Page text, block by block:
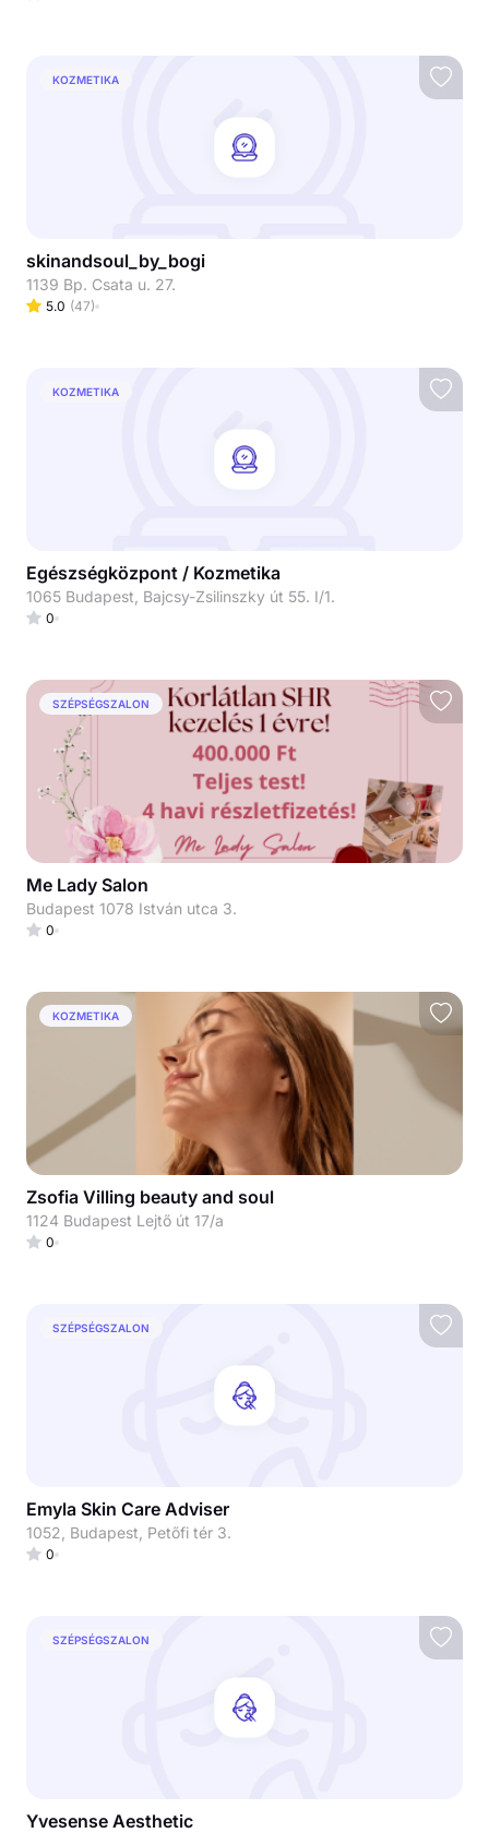
KOZMETIKA
skinandsoul_by_bogi
1139 Bp. Csata u. 27.
5.0 (47)
KOZMETIKA
Egészségközpont / Kozmetika
1065 Budapest, Bajcsy-Zsilinszky út 55. I/1.
0
SZÉPSÉGSZALON
Me Lady Salon
Budapest 1078 István utca 3.
0
KOZMETIKA
Zsofia Villing beauty and soul
1124 Budapest Lejtő út 17/a
0
SZÉPSÉGSZALON
Emyla Skin Care Adviser
1052, Budapest, Petőfi tér 3.
0
SZÉPSÉGSZALON
Yvesense Aesthetic